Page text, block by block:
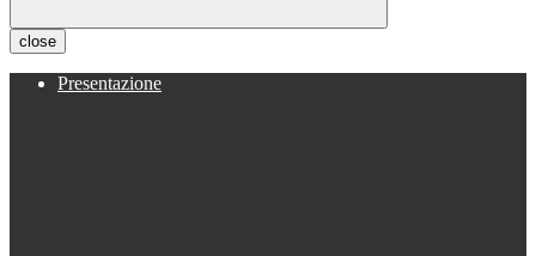
close
Presentazione